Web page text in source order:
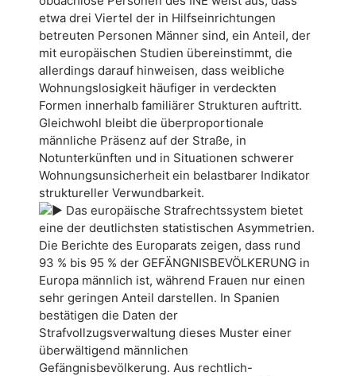
etwa drei Viertel der in Hilfseinrichtungen
betreuten Personen Männer sind, ein Anteil, der
mit europäischen Studien übereinstimmt, die
allerdings darauf hinweisen, dass weibliche
Wohnungslosigkeit häufiger in verdeckten
Formen innerhalb familiärer Strukturen auftritt.
Gleichwohl bleibt die überproportionale
männliche Präsenz auf der Straße, in
Notunterkünften und in Situationen schwerer
Wohnungsunsicherheit ein belastbarer Indikator
struktureller Verwundbarkeit.
Das europäische Strafrechtssystem bietet
eine der deutlichsten statistischen Asymmetrien.
Die Berichte des Europarats zeigen, dass rund
93 % bis 95 % der GEFÄNGNISBEVÖLKERUNG in
Europa männlich ist, während Frauen nur einen
sehr geringen Anteil darstellen. In Spanien
bestätigen die Daten der
Strafvollzugsverwaltung dieses Muster einer
überwältigend männlichen
Gefängnisbevölkerung. Aus rechtlich-